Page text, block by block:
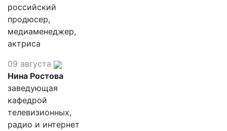
российский
продюсер,
медиаменеджер,
актриса
09 августа
Нина Ростова
заведующая
кафедрой
телевизионных,
радио и интернет